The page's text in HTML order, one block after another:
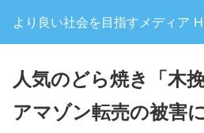
より良い社会を目指すメディア
人気のどら焼き「木
アマゾン転売の被害